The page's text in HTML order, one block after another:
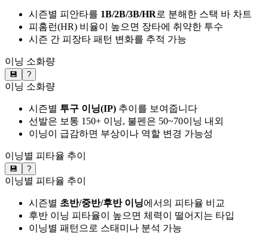
시즌별 피안타를 1B/2B/3B/HR로 분해한 스택 바 차트
피홈런(HR) 비율이 높으면 장타에 취약한 투수
시즌 간 피장타 패턴 변화를 추적 가능
이닝 소화량
💾 ?
이닝 소화량
시즌별 투구 이닝(IP) 추이를 보여줍니다
선발은 보통 150+ 이닝, 불펜은 50~70이닝 내외
이닝이 급감하면 부상이나 역할 변경 가능성
이닝별 피타율 추이
💾 ?
이닝별 피타율 추이
시즌별 초반/중반/후반 이닝에서의 피타율 비교
후반 이닝 피타율이 높으면 체력이 떨어지는 타입
이닝별 패턴으로 스태미나 분석 가능